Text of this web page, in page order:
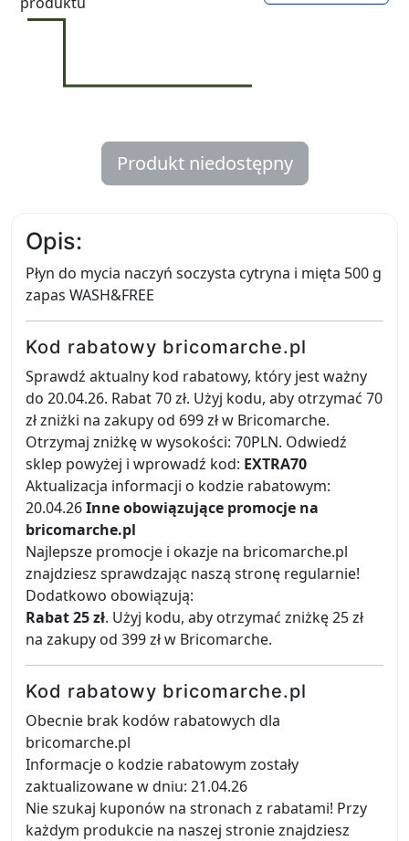
Produkt niedostępny
Opis:
Płyn do mycia naczyń soczysta cytryna i mięta 500 g
zapas WASH&FREE
Kod rabatowy bricomarche.pl
Sprawdź aktualny kod rabatowy, który jest ważny
do 20.04.26. Rabat 70 zł. Użyj kodu, aby otrzymać 70
zł zniżki na zakupy od 699 zł w Bricomarche.
Otrzymaj zniżkę w wysokości: 70PLN. Odwiedź
sklep powyżej i wprowadź kod: EXTRA70
Aktualizacja informacji o kodzie rabatowym:
20.04.26Inne obowiązujące promocje na
bricomarche.pl
Najlepsze promocje i okazje na bricomarche.pl
znajdziesz sprawdzając naszą stronę regularnie!
Dodatkowo obowiązują:
Rabat 25 zł. Użyj kodu, aby otrzymać zniżkę 25 zł
na zakupy od 399 zł w Bricomarche.
Kod rabatowy bricomarche.pl
Obecnie brak kodów rabatowych dla
bricomarche.pl
Informacje o kodzie rabatowym zostały
zaktualizowane w dniu: 21.04.26
Nie szukaj kuponów na stronach z rabatami! Przy
każdym produkcie na naszej stronie znajdziesz